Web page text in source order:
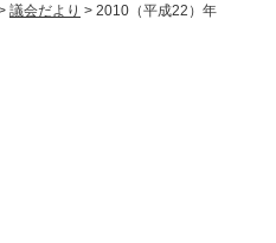
議会だより > 2010（平成22）年